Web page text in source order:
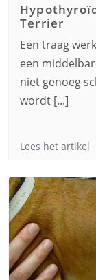
Terrier
Een traag
een
niet genoeg
wordt [...]
Lees het artikel